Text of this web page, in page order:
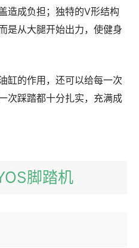
造成负担；独特的V形结构
是从大腿开始出力，使健身
缸的作用，还可以给每一次
次踩踏都十分扎实，充满成
脚踏机